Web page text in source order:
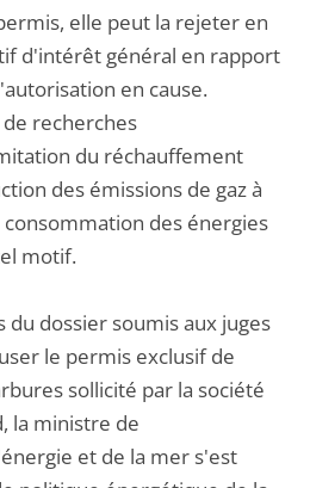
elle peut la rejeter en
d'intérêt général en rapport
en cause.
recherches
du réchauffement
des émissions de gaz à
des énergies
motif.
du dossier soumis aux juges
le permis exclusif de
sollicité par la société
la ministre de
et de la mer s'est